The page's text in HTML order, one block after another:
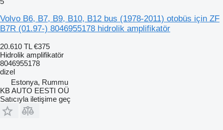
Volvo B6, B7, B9, B10, B12 bus (1978-2011) otobüs için ZF
B7R (01.97-) 8046955178 hidrolik amplifikatör
20.610 TL €375
Hidrolik amplifikatör
8046955178
dizel
Estonya, Rummu
KB AUTO EESTI OÜ
Satıcıyla iletişime geç